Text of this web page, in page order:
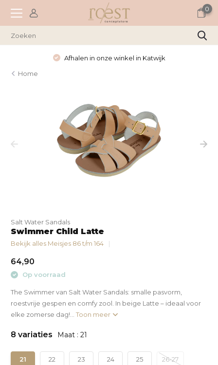
0
Afhalen in onze winkel in Katwijk
Home
Salt Water Sandals
Swimmer Child Latte
Bekijk alles Meisjes 86 t/m 164
64,90
Op voorraad
The Swimmer van Salt Water Sandals: smalle pasvorm,
roestvrije gespen en comfy zool. In beige Latte – ideaal voor
elke zomerse dag!...Toon meer
8 variaties Maat : 21
21 22 23 24 25 26-27